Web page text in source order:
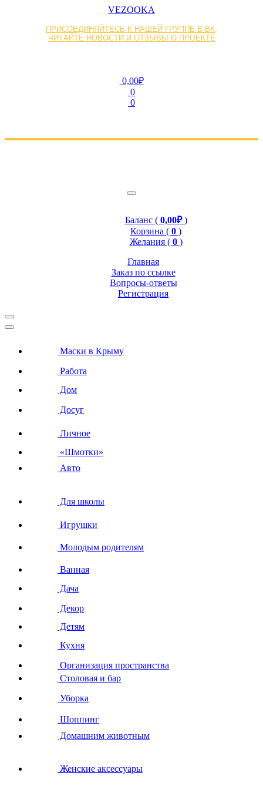
VEZOOKA
ПРИСОЕДИНЯЙТЕСЬ К НАШЕЙ ГРУППЕ В ВК,
ЧИТАЙТЕ НОВОСТИ И ОТЗЫВЫ О ПРОЕКТЕ
0,00₽
0
0
Баланс ( 0,00₽)
Корзина ( 0 )
Желания ( 0 )
Главная
Заказ по ссылке
Вопросы-ответы
Регистрация
Маски в Крыму
Работа
Дом
Досуг
Личное
«Шмотки»
Авто
Для школы
Игрушки
Молодым родителям
Ванная
Дача
Декор
Детям
Кухня
Организация пространства
Столовая и бар
Уборка
Шоппинг
Домашним животным
Женские аксессуары